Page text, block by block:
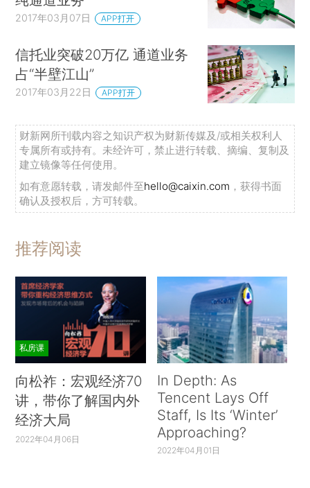
2017年03月07日 APP打开
信托业突破20万亿 通道业务
占“半壁江山”
2017年03月22日 APP打开
财新网所刊载内容之知识产权为财新传媒及/或相关权利人
专属所有或持有。未经许可，禁止进行转载、摘编、复制及
建立镜像等任何使用。
如有意愿转载，请发邮件至hello@caixin.com ，获得书面
确认及授权后，方可转载。
推荐阅读
私房课
向松祚：宏观经济70
讲，带你了解国内外
经济大局
2022年04月06日
In Depth: As
Tencent Lays Off
Staff, Is Its ‘Winter’
Approaching?
2022年04月01日